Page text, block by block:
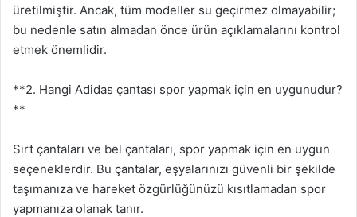
üretilmiştir. Ancak, tüm modeller su geçirmez olmayabilir;
bu nedenle satın almadan önce ürün açıklamalarını kontrol
etmek önemlidir.
**2. Hangi Adidas çantası spor yapmak için en uygunudur?
**
Sırt çantaları ve bel çantaları, spor yapmak için en uygun
seçeneklerdir. Bu çantalar, eşyalarınızı güvenli bir şekilde
taşımanıza ve hareket özgürlüğünüzü kısıtlamadan spor
yapmanıza olanak tanır.